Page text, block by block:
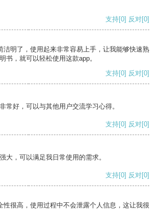
支持[0] 反对[0]
洁明了，使用起来非常容易上手，让我能够快速熟
书，就可以轻松使用这款app。
支持[0] 反对[0]
常好，可以与其他用户交流学习心得。
支持[0] 反对[0]
大，可以满足我日常使用的需求。
支持[0] 反对[0]
性很高，使用过程中不会泄露个人信息，这让我很